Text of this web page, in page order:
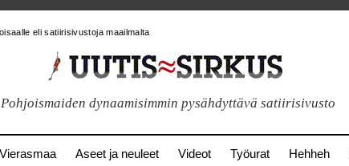
eli satiirisivustoja maailmalta
Pohjoismaiden dynaamisimmin pysähdyttävä satiirisivusto
Vierasmaa Aseet ja neuleet Videot Työurat Hehheh